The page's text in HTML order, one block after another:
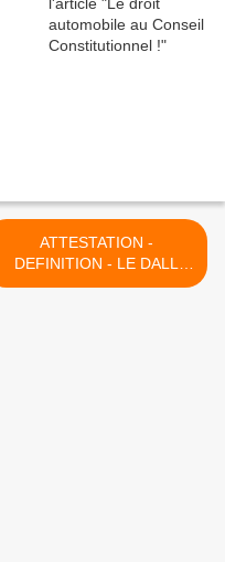
ATTESTATION -
DEFINITION - LE DALL
AVOCAT PERMIS >